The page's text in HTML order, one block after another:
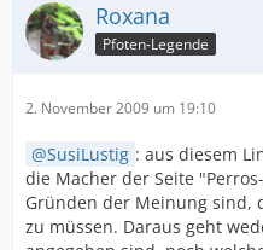
Roxana
Pfoten-Legende
2. November 2009 um 19:10
SusiLustig : aus diesem
die Macher der Seite
Gründen der Meinung sind,
zu müssen. Daraus geht